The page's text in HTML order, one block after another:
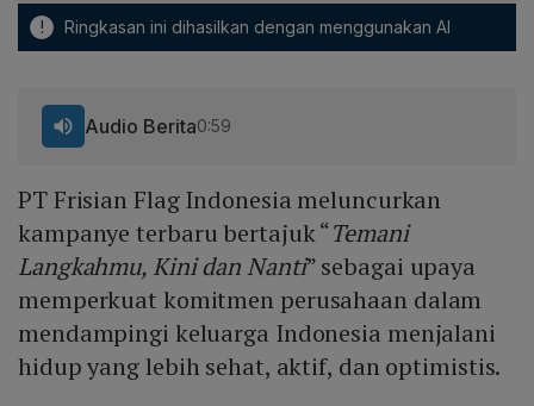
! Ringkasan ini dihasilkan dengan menggunakan AI
Audio Berita0:59
PT Frisian Flag Indonesia meluncurkan
kampanye terbaru bertajuk “Temani
Langkahmu, Kini dan Nanti” sebagai upaya
memperkuat komitmen perusahaan dalam
mendampingi keluarga Indonesia menjalani
hidup yang lebih sehat, aktif, dan optimistis.